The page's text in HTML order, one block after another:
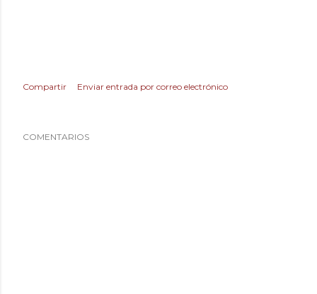
Compartir Enviar entrada por correo electrónico
COMENTARIOS